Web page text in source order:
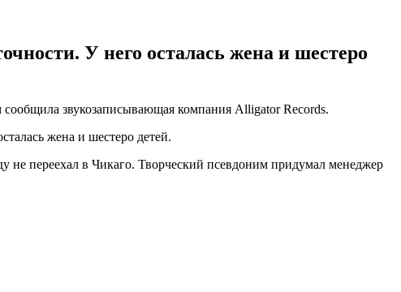
У него осталась жена и шестеро
звукозаписывающая компания Alligator Records.
жена и шестеро детей.
переехал в Чикаго. Творческий псевдоним придумал менеджер